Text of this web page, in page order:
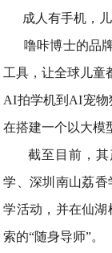
成人有手机，
噜咔博士的品
工具，让全球儿童
AI拍学机到AI宠物
在搭建一个以大模
截至目前，
学、深圳南山荔香
学活动，并在仙
索的“随身导师”。